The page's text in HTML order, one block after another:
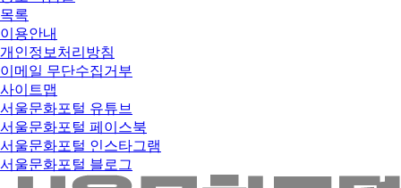
목록
이용안내
개인정보처리방침
이메일 무단수집거부
사이트맵
서울문화포털 유튜브
서울문화포털 페이스북
서울문화포털 인스타그램
서울문화포털 블로그